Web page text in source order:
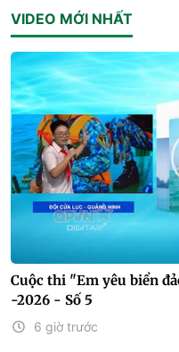
VIDEO MỚI NHẤT
Cuộc thi "Em yêu biển
-2026 - Số 5
6 giờ trước